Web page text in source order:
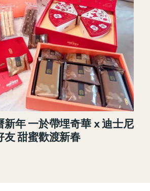
新年 一於帶埋奇華 x 迪士尼
友 甜蜜歡渡新春